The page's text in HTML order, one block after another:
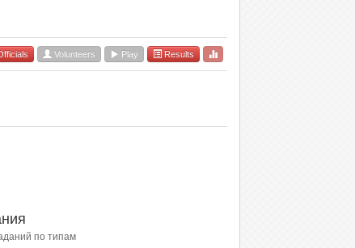
Volunteers Play Results
по типам